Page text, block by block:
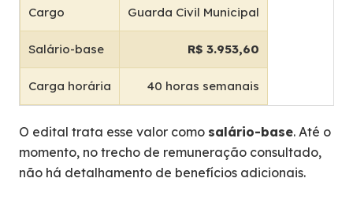
Cargo Guarda Civil Municipal
Salário-base R$ 3.953,60
Carga horária 40 horas semanais
O edital trata esse valor como salário-base. Até o
momento, no trecho de remuneração consultado,
não há detalhamento de benefícios adicionais.